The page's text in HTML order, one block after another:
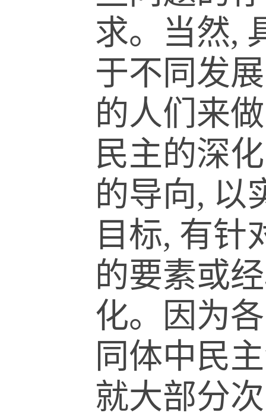
求。当然,
于不同发
的人们来
民主的深
的导向, 以
目标, 有针
的要素或
化。因为
同体中民
就大部分